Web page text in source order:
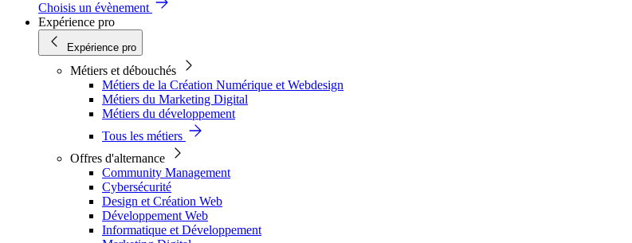
Choisis un évènement
Expérience pro
Expérience pro
Métiers et débouchés
Métiers de la Création Numérique et Webdesign
Métiers du Marketing Digital
Métiers du développement
Tous les métiers
Offres d'alternance
Community Management
Cybersécurité
Design et Création Web
Développement Web
Informatique et Développement